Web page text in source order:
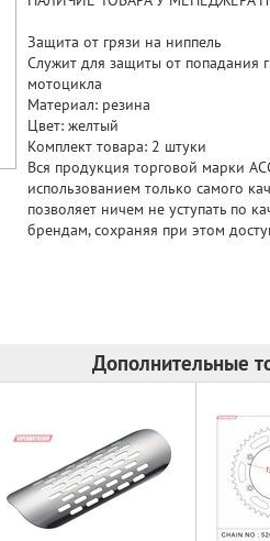
Защита от грязи на ниппель
Служит для защиты от попадания
мотоцикла
Материал: резина
Цвет: желтый
Комплект товара: 2 штуки
Вся продукция торговой марки
использованием только самого
позволяет ничем не уступать по
брендам, сохраняя при этом
Дополнительные